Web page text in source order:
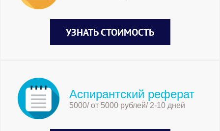
УЗНАТЬ СТОИМОСТЬ
Аспирантский реферат
5000/ от 5000 рублей/ 2-10 дней